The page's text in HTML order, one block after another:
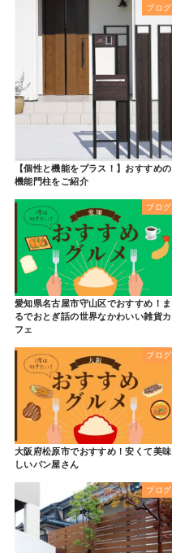
ブログ
【個性と機能をプラス！】おすすめの
機能門柱をご紹介
ブログ
愛知県名古屋市守山区でおすすめ！ま
るでおとぎ話の世界なかわいい雑貨カ
フェ
ブログ
大阪府松原市でおすすめ！安くて美味
しいパン屋さん
ブログ